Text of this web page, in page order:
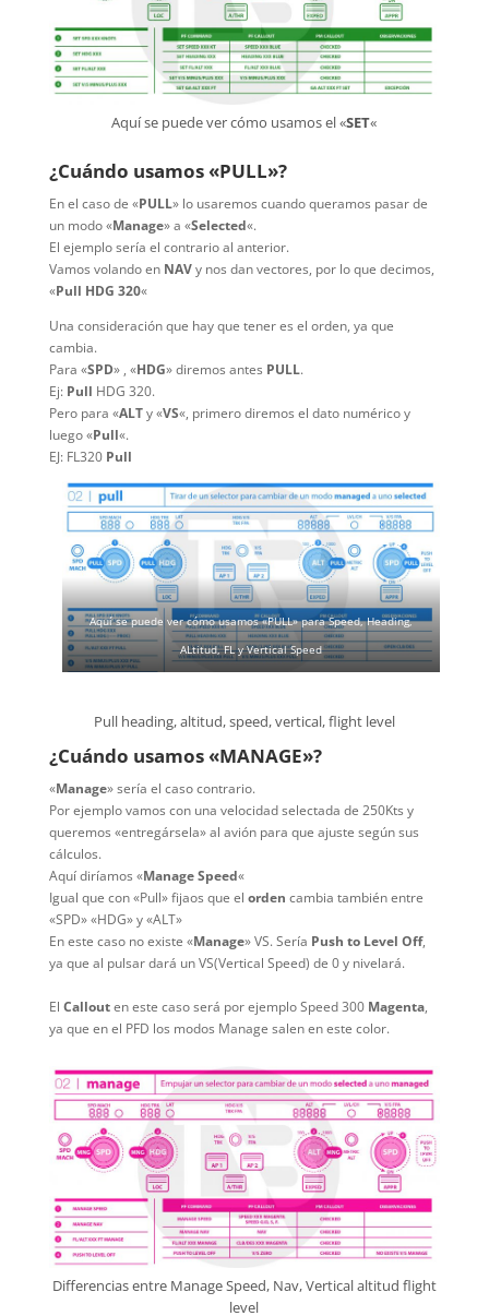
Aquí se puede ver cómo usamos el «SET«
¿Cuándo usamos «PULL»?
En el caso de «PULL» lo usaremos cuando queramos pasar de
un modo «Manage» a «Selected«.
El ejemplo sería el contrario al anterior.
Vamos volando en NAVy nos dan vectores, por lo que decimos,
«Pull HDG 320«
Una consideración que hay que tener es el orden, ya que
cambia.
Para «SPD» , «HDG» diremos antes PULL.
Ej: Pull HDG 320.
Pero para «ALTy «VS«, primero diremos el dato numérico y
luego «Pull«.
EJ: FL320 Pull
Aquí se puede ver cómo usamos «PULL» para Speed, Heading,
ALtitud, FL y Vertical Speed
Pull heading, altitud, speed, vertical, flight level
¿Cuándo usamos «MANAGE»?
«Manage» sería el caso contrario.
Por ejemplo vamos con una velocidad selectada de 250Kts y
queremos «entregársela» al avión para que ajuste según sus
cálculos.
Aquí diríamos «Manage Speed«
Igual que con «Pull» fijaos que el orden cambia también entre
«SPD» «HDG» y «ALT»
En este caso no existe «Manage» VS. Sería Push to Level Off,
ya que al pulsar dará un VS(Vertical Speed) de 0 y nivelará.
El Callouten este caso será por ejemplo Speed 300 Magenta,
ya que en el PFD los modos Manage salen en este color.
Differencias entre Manage Speed, Nav, Vertical altitud flight
level